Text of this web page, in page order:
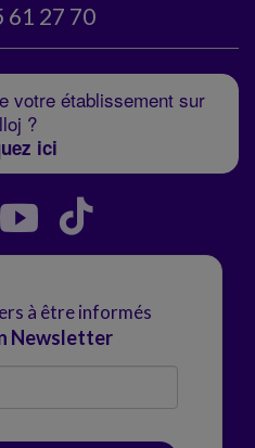
61 27 70
votre établissement sur
?
ici
à être informés
Newsletter